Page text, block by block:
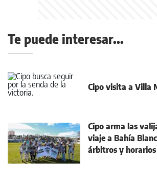
Te puede interesar...
Cipo visita a Villa
Cipo arma las
viaje a Bahía
árbitros y horarios